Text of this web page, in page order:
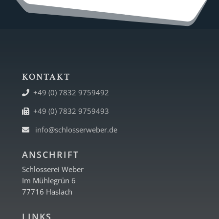
KONTAKT
+49 (0) 7832 9759492
+49 (0) 7832 9759493
info@schlosserweber.de
ANSCHRIFT
Schlosserei Weber
Im Mühlegrün 6
77716 Haslach
LINKS